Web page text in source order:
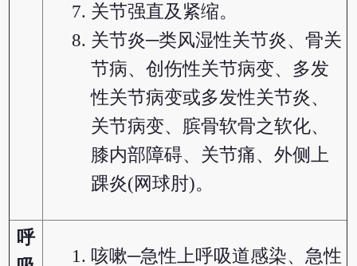
关节强直及紧缩。
关节炎─类风湿性关节炎、骨关
节病、创伤性关节病变、多发
性关节病变或多发性关节炎、
关节病变、膑骨软骨之软化、
膝内部障碍、关节痛、外侧上
踝炎(网球肘)。
呼
咳嗽─急性上呼吸道感染、急性